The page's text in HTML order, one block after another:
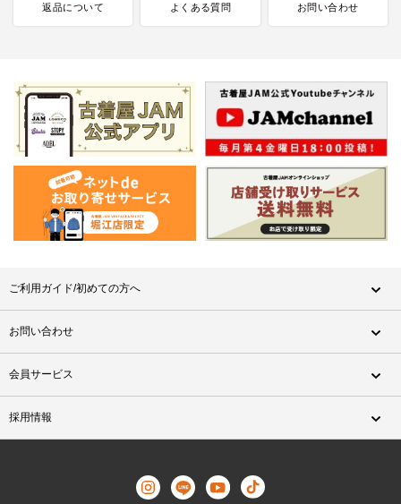
返品について よくある質問 お問い合わせ
ご利用ガイド/初めての方へ
お問い合わせ
会員サービス
採用情報